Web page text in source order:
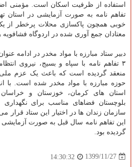
استفاده از ظرفیت اسکان است. مؤمنی
تفاهم نامه به صورت آزمایشی در استان
خوبی همچون پاکسازی محلات پرخطر از
معتادان جمع آوری شده در اردوگاه فشافویه
دبیر ستاد مبارزه با مواد مخدر در ادامه
۳ تفاهم نامه با سپاه و بسیج، نیروی
منعقد گردیده است که باعث یک عزم
حوزه مبارزه با مواد مخدر شده است. با
استان های کرمان، خوزستان و
بلوچستان فضاهای مناسب برای نگهداری
سازمان زندان ها در اختیار این ستاد قرار
این تفاهم نامه سال قبل به صورت آزمایشی
گردیده بود.
1399/11/27
14:30:32